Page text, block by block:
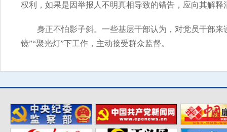
权利，如果是因举报人不明真相导致的错告，应向其解
身正不怕影子斜。一些基层干部认为，对党员干部
镜”“聚光灯”下工作，主动接受群众监督。